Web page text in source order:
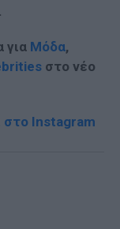
.
για Μόδα,
στο νέο
στο Instagram